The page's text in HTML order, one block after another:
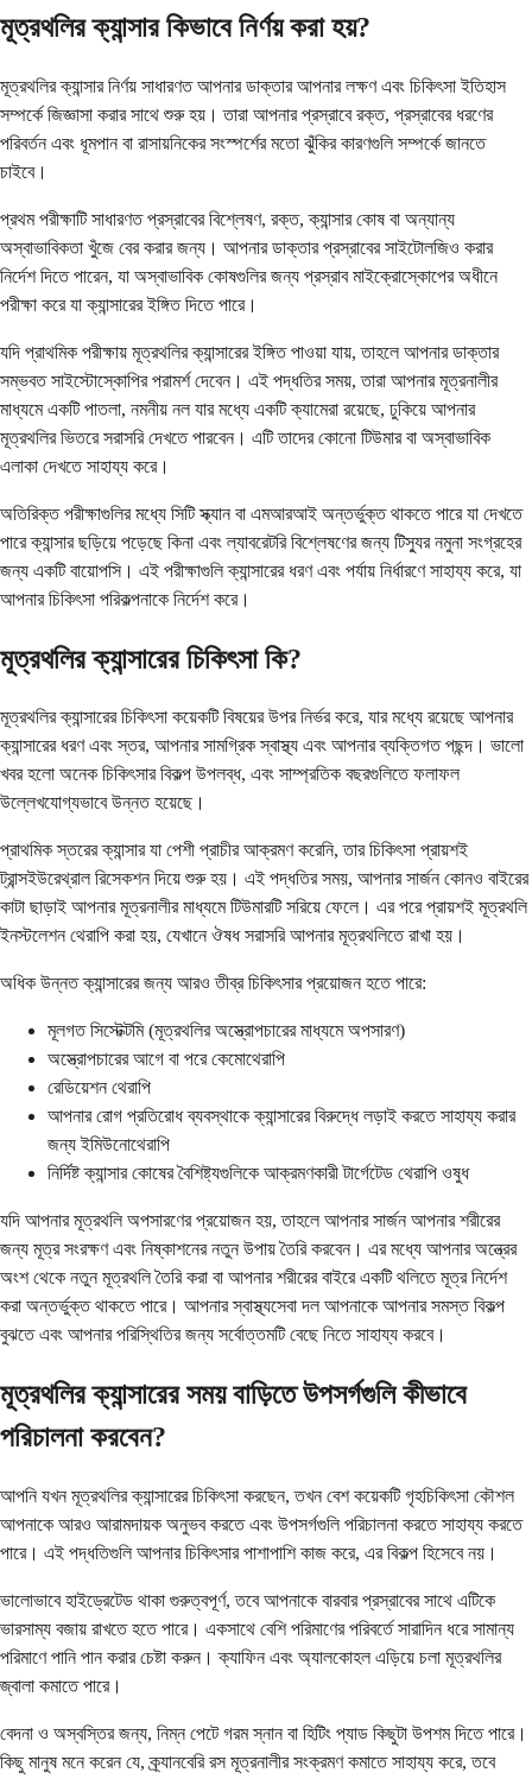
মূত্রথলির ক্যান্সার কিভাবে নির্ণয় করা হয়?
মূত্রথলির ক্যান্সার নির্ণয় সাধারণত আপনার ডাক্তার আপনার লক্ষণ এবং চিকিৎসা ইতিহাস
সম্পর্কে জিজ্ঞাসা করার সাথে শুরু হয়। তারা আপনার প্রস্রাবে রক্ত, প্রস্রাবের ধরণের
পরিবর্তন এবং ধূমপান বা রাসায়নিকের সংস্পর্শের মতো ঝুঁকির কারণগুলি সম্পর্কে জানতে
চাইবে।
প্রথম পরীক্ষাটি সাধারণত প্রস্রাবের বিশ্লেষণ, রক্ত, ক্যান্সার কোষ বা অন্যান্য
অস্বাভাবিকতা খুঁজে বের করার জন্য। আপনার ডাক্তার প্রস্রাবের সাইটোলজিও করার
নির্দেশ দিতে পারেন, যা অস্বাভাবিক কোষগুলির জন্য প্রস্রাব মাইক্রোস্কোপের অধীনে
পরীক্ষা করে যা ক্যান্সারের ইঙ্গিত দিতে পারে।
যদি প্রাথমিক পরীক্ষায় মূত্রথলির ক্যান্সারের ইঙ্গিত পাওয়া যায়, তাহলে আপনার ডাক্তার
সম্ভবত সাইস্টোস্কোপির পরামর্শ দেবেন। এই পদ্ধতির সময়, তারা আপনার মূত্রনালীর
মাধ্যমে একটি পাতলা, নমনীয় নল যার মধ্যে একটি ক্যামেরা রয়েছে, ঢুকিয়ে আপনার
মূত্রথলির ভিতরে সরাসরি দেখতে পারবেন। এটি তাদের কোনো টিউমার বা অস্বাভাবিক
এলাকা দেখতে সাহায্য করে।
অতিরিক্ত পরীক্ষাগুলির মধ্যে সিটি স্ক্যান বা এমআরআই অন্তর্ভুক্ত থাকতে পারে যা দেখতে
পারে ক্যান্সার ছড়িয়ে পড়েছে কিনা এবং ল্যাবরেটরি বিশ্লেষণের জন্য টিস্যুর নমুনা সংগ্রহের
জন্য একটি বায়োপসি। এই পরীক্ষাগুলি ক্যান্সারের ধরণ এবং পর্যায় নির্ধারণে সাহায্য করে, যা
আপনার চিকিৎসা পরিকল্পনাকে নির্দেশ করে।
মূত্রথলির ক্যান্সারের চিকিৎসা কি?
মূত্রথলির ক্যান্সারের চিকিৎসা কয়েকটি বিষয়ের উপর নির্ভর করে, যার মধ্যে রয়েছে আপনার
ক্যান্সারের ধরণ এবং স্তর, আপনার সামগ্রিক স্বাস্থ্য এবং আপনার ব্যক্তিগত পছন্দ। ভালো
খবর হলো অনেক চিকিৎসার বিকল্প উপলব্ধ, এবং সাম্প্রতিক বছরগুলিতে ফলাফল
উল্লেখযোগ্যভাবে উন্নত হয়েছে।
প্রাথমিক স্তরের ক্যান্সার যা পেশী প্রাচীর আক্রমণ করেনি, তার চিকিৎসা প্রায়শই
ট্রান্সইউরেথ্রাল রিসেকশন দিয়ে শুরু হয়। এই পদ্ধতির সময়, আপনার সার্জন কোনও বাইরের
কাটা ছাড়াই আপনার মূত্রনালীর মাধ্যমে টিউমারটি সরিয়ে ফেলে। এর পরে প্রায়শই মূত্রথলি
ইনস্টলেশন থেরাপি করা হয়, যেখানে ঔষধ সরাসরি আপনার মূত্রথলিতে রাখা হয়।
অধিক উন্নত ক্যান্সারের জন্য আরও তীব্র চিকিৎসার প্রয়োজন হতে পারে:
মূলগত সিস্টেক্টমি (মূত্রথলির অস্ত্রোপচারের মাধ্যমে অপসারণ)
অস্ত্রোপচারের আগে বা পরে কেমোথেরাপি
রেডিয়েশন থেরাপি
আপনার রোগ প্রতিরোধ ব্যবস্থাকে ক্যান্সারের বিরুদ্ধে লড়াই করতে সাহায্য করার
জন্য ইমিউনোথেরাপি
নির্দিষ্ট ক্যান্সার কোষের বৈশিষ্ট্যগুলিকে আক্রমণকারী টার্গেটেড থেরাপি ওষুধ
যদি আপনার মূত্রথলি অপসারণের প্রয়োজন হয়, তাহলে আপনার সার্জন আপনার শরীরের
জন্য মূত্র সংরক্ষণ এবং নিষ্কাশনের নতুন উপায় তৈরি করবেন। এর মধ্যে আপনার অন্ত্রের
অংশ থেকে নতুন মূত্রথলি তৈরি করা বা আপনার শরীরের বাইরে একটি থলিতে মূত্র নির্দেশ
করা অন্তর্ভুক্ত থাকতে পারে। আপনার স্বাস্থ্যসেবা দল আপনাকে আপনার সমস্ত বিকল্প
বুঝতে এবং আপনার পরিস্থিতির জন্য সর্বোত্তমটি বেছে নিতে সাহায্য করবে।
মূত্রথলির ক্যান্সারের সময় বাড়িতে উপসর্গগুলি কীভাবে
পরিচালনা করবেন?
আপনি যখন মূত্রথলির ক্যান্সারের চিকিৎসা করছেন, তখন বেশ কয়েকটি গৃহচিকিৎসা কৌশল
আপনাকে আরও আরামদায়ক অনুভব করতে এবং উপসর্গগুলি পরিচালনা করতে সাহায্য করতে
পারে। এই পদ্ধতিগুলি আপনার চিকিৎসার পাশাপাশি কাজ করে, এর বিকল্প হিসেবে নয়।
ভালোভাবে হাইড্রেটেড থাকা গুরুত্বপূর্ণ, তবে আপনাকে বারবার প্রস্রাবের সাথে এটিকে
ভারসাম্য বজায় রাখতে হতে পারে। একসাথে বেশি পরিমাণের পরিবর্তে সারাদিন ধরে সামান্য
পরিমাণে পানি পান করার চেষ্টা করুন। ক্যাফিন এবং অ্যালকোহল এড়িয়ে চলা মূত্রথলির
জ্বালা কমাতে পারে।
বেদনা ও অস্বস্তির জন্য, নিম্ন পেটে গরম স্নান বা হিটিং প্যাড কিছুটা উপশম দিতে পারে।
কিছু মানুষ মনে করেন যে, ক্র্যানবেরি রস মূত্রনালীর সংক্রমণ কমাতে সাহায্য করে, তবে